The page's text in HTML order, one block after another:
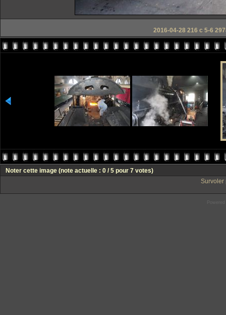
2016-04-28 216 c 5-6
Noter cette image (note actuelle : 0 / 5 pour 7 votes)
Survoler